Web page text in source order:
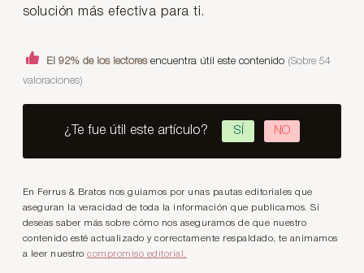
solución más efectiva para ti.
El 92% de los lectoresencuentra útil este contenido (Sobre 54
valoraciones)
¿Te fue útil este artículo? SÍ NO
En Ferrus & Bratos nos guiamos por unas pautas editoriales que
aseguran la veracidad de toda la información que publicamos. Si
deseas saber más sobre cómo nos aseguramos de que nuestro
contenido esté actualizado y correctamente respaldado, te animamos
a leer nuestrocompromiso editorial.